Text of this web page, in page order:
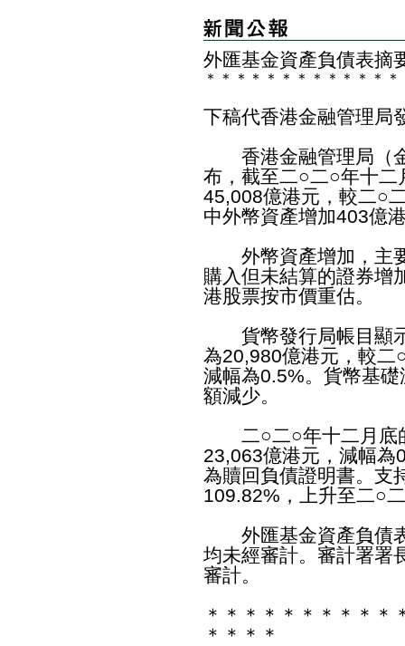
外匯基金資產負債表摘
＊ ＊ ＊ ＊ ＊ ＊ ＊ ＊ ＊ ＊ ＊ ＊ ＊
下稿代香港金融管理局
香港金融管理局（金
布，截至二○二○年十二
45,008億港元，較二○
中外幣資產增加403億
外幣資產增加，主要
購入但未結算的證券增
港股票按市價重估。
貨幣發行局帳目顯示
為20,980億港元，較二
減幅為0.5%。貨幣基
額減少。
二○二○年十二月底
23,063億港元，減幅為
為贖回負債證明書。支
109.82%，上升至二○
外匯基金資產負債表
均未經審計。審計署署
審計。
＊＊＊＊＊＊＊＊＊＊
＊＊＊＊